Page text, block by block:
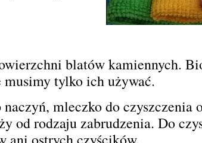
blatów kamiennych.
musimy tylko ich używać.
mleczko do czyszczenia
od rodzaju zabrudzenia. Do